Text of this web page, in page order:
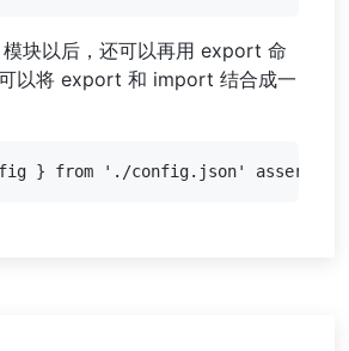
块以后，还可以再用 export 命
以将 export 和 import 结合成一